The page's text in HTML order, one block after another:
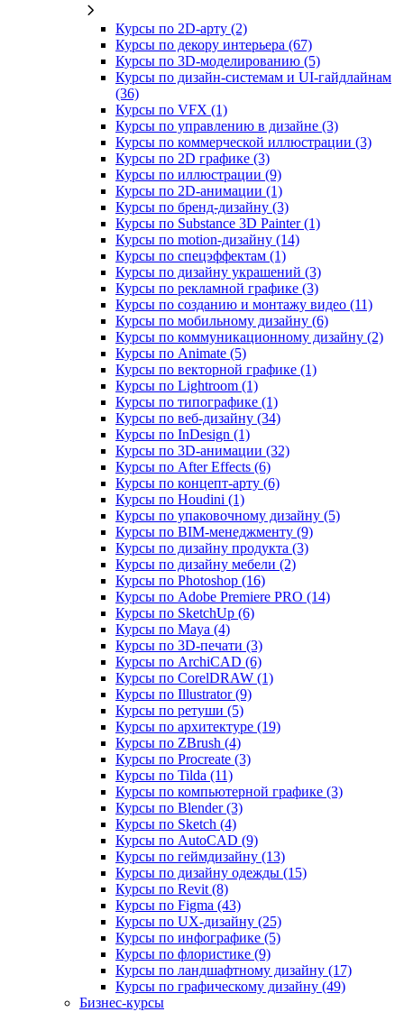
Курсы по 2D‑арту (2)
Курсы по декору интерьера (67)
Курсы по 3D‑моделированию (5)
Курсы по дизайн-системам и UI-гайдлайнам
(36)
Курсы по VFX (1)
Курсы по управлению в дизайне (3)
Курсы по коммерческой иллюстрации (3)
Курсы по 2D графике (3)
Курсы по иллюстрации (9)
Курсы по 2D‑анимации (1)
Курсы по бренд‑дизайну (3)
Курсы по Substance 3D Painter (1)
Курсы по motion-дизайну (14)
Курсы по спецэффектам (1)
Курсы по дизайну украшений (3)
Курсы по рекламной графике (3)
Курсы по созданию и монтажу видео (11)
Курсы по мобильному дизайну (6)
Курсы по коммуникационному дизайну (2)
Курсы по Animate (5)
Курсы по векторной графике (1)
Курсы по Lightroom (1)
Курсы по типографике (1)
Курсы по веб‑дизайну (34)
Курсы по InDesign (1)
Курсы по 3D‑анимации (32)
Курсы по After Effects (6)
Курсы по концепт‑арту (6)
Курсы по Houdini (1)
Курсы по упаковочному дизайну (5)
Курсы по BIM‑менеджменту (9)
Курсы по дизайну продукта (3)
Курсы по дизайну мебели (2)
Курсы по Photoshop (16)
Курсы по Adobe Premiere PRO (14)
Курсы по SketchUp (6)
Курсы по Maya (4)
Курсы по 3D-печати (3)
Курсы по ArchiCAD (6)
Курсы по CorelDRAW (1)
Курсы по Illustrator (9)
Курсы по ретуши (5)
Курсы по архитектуре (19)
Курсы по ZBrush (4)
Курсы по Procreate (3)
Курсы по Tilda (11)
Курсы по компьютерной графике (3)
Курсы по Blender (3)
Курсы по Sketch (4)
Курсы по AutoCAD (9)
Курсы по геймдизайну (13)
Курсы по дизайну одежды (15)
Курсы по Revit (8)
Курсы по Figma (43)
Курсы по UX‑дизайну (25)
Курсы по инфографике (5)
Курсы по флористике (9)
Курсы по ландшафтному дизайну (17)
Курсы по графическому дизайну (49)
Бизнес-курсы